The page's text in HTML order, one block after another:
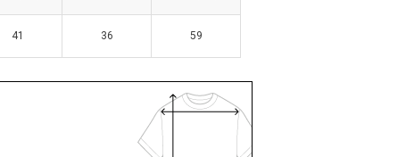
41 36 59
41 36 59